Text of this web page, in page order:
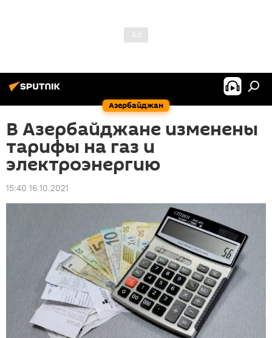
Азербайджан
В Азербайджане изменены
тарифы на газ и
электроэнергию
15:40 16.10.2021